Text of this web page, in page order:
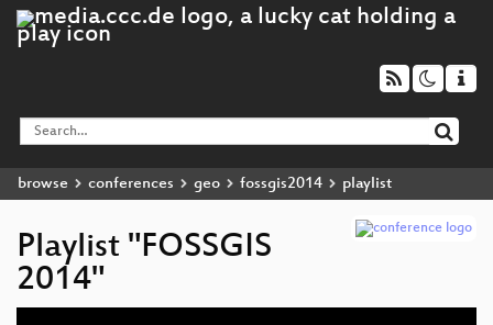
browse conferences geo fossgis2014 playlist
Playlist "FOSSGIS
2014"